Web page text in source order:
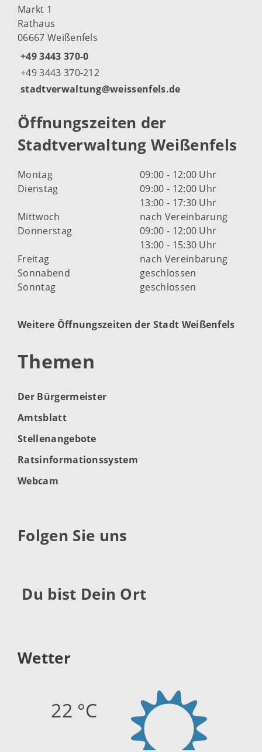
Markt 1
Rathaus
06667 Weißenfels
+49 3443 370-0
+49 3443 370-212
stadtverwaltung@weissenfels.de
Öffnungszeiten der
Stadtverwaltung Weißenfels
Montag
09:00 - 12:00 Uhr
Dienstag
09:00 - 12:00 Uhr
13:00 - 17:30 Uhr
Mittwoch
nach Vereinbarung
Donnerstag
09:00 - 12:00 Uhr
13:00 - 15:30 Uhr
Freitag
nach Vereinbarung
Sonnabend
geschlossen
Sonntag
geschlossen
Weitere Öffnungszeiten der Stadt Weißenfels
Themen
Der Bürgermeister
Amtsblatt
Stellenangebote
Ratsinformationssystem
Webcam
Folgen Sie uns
Du bist Dein Ort
Wetter
22 °C